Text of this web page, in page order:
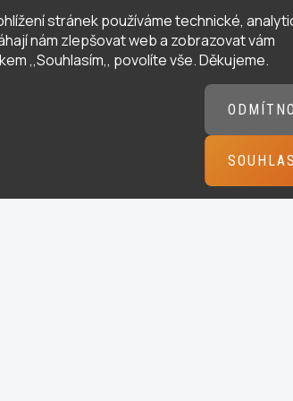
stránek používáme technické,
nám zlepšovat web a zobrazovat vám
,,Souhlasím,, povolíte vše. Děkujeme.